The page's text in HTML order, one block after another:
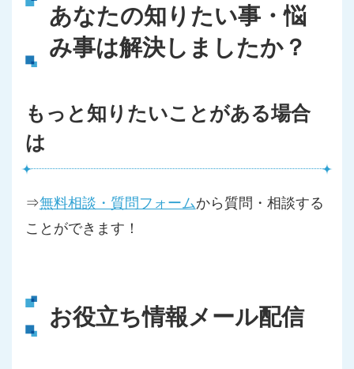
あなたの知りたい事・悩
み事は解決しましたか？
もっと知りたいことがある場合
は
⇒無料相談・質問フォームから質問・相談する
ことができます！
お役立ち情報メール配信